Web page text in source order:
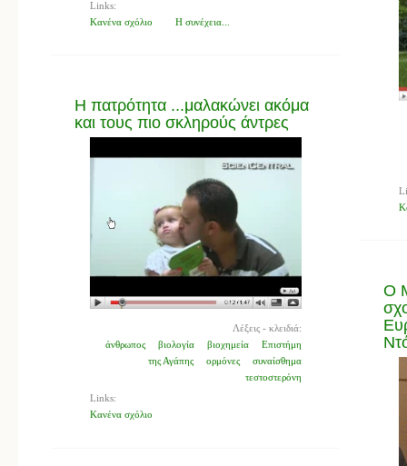
Links:
Κανένα σχόλιο
Η συνέχεια...
Η πατρότητα ...μαλακώνει ακόμα
και τους πιο σκληρούς άντρες
Λέξεις - κλειδιά:
άνθρωπος
βιολογία βιοχημεία
Επιστήμη
της Αγάπης
ορμόνες
συναίσθημα
τεστοστερόνη
Links:
Κανένα σχόλιο
Ο